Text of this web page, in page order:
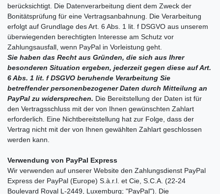
berücksichtigt. Die Datenverarbeitung dient dem Zweck der
Bonitätsprüfung für eine Vertragsanbahnung. Die Verarbeitung
erfolgt auf Grundlage des Art. 6 Abs. 1 lit. f DSGVO aus unserem
überwiegenden berechtigten Interesse am Schutz vor
Zahlungsausfall, wenn PayPal in Vorleistung geht.
Sie haben das Recht aus Gründen, die sich aus Ihrer
besonderen Situation ergeben, jederzeit gegen diese auf Art.
6 Abs. 1 lit. f DSGVO beruhende Verarbeitung Sie
betreffender personenbezogener Daten durch Mitteilung an
PayPal zu widersprechen. Die Bereitstellung der Daten ist für
den Vertragsschluss mit der von Ihnen gewünschten Zahlart
erforderlich. Eine Nichtbereitstellung hat zur Folge, dass der
Vertrag nicht mit der von Ihnen gewählten Zahlart geschlossen
werden kann.
Verwendung von PayPal Express
Wir verwenden auf unserer Website den Zahlungsdienst PayPal
Express der PayPal (Europe) S.à.r.l. et Cie, S.C.A. (22-24
Boulevard Royal L-2449, Luxemburg; "PayPal"). Die